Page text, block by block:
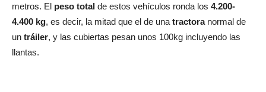
metros. El peso total de estos vehículos ronda los 4.200-
4.400 kg, es decir, la mitad que el de una tractoranormal de
un tráiler, y las cubiertas pesan unos 100kg incluyendo las
llantas.